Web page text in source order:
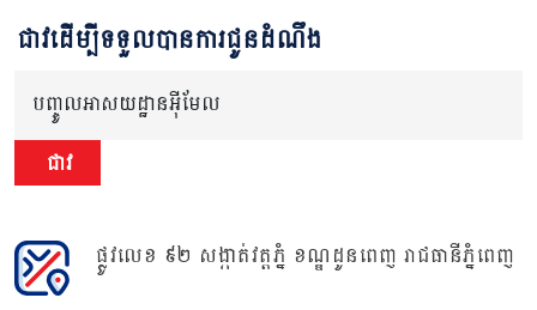
ជាវដើម្បីទទួលបានការជូនដំណឹង
បញ្ចូលអាសយដ្ឋានអ៊ីមែល
ជាវ
ផ្លូវលេខ ៩២ សង្កាត់វត្តភ្នំ ខណ្ឌដូនពេញ រាជធានីភ្នំពេញ